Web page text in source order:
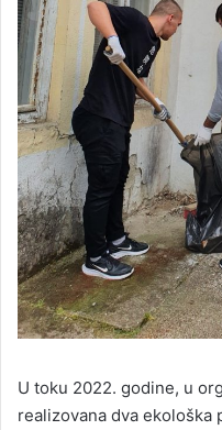
U toku 2022. godine, u
realizovana dva ekološka